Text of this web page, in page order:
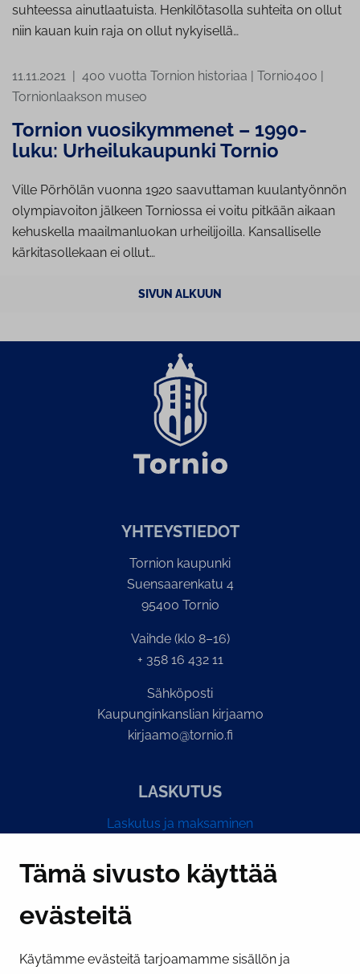
Tämä sivusto käyttää
evästeitä
Käytämme evästeitä tarjoamamme sisällön ja
suhteessa ainutlaatuista. Henkilötasolla suhteita on ollut
niin kauan kuin raja on ollut nykyisellä…
11.11.2021 | 400 vuotta Tornion historiaa | Tornio400 |
Tornionlaakson museo
Tornion vuosikymmenet – 1990-
luku: Urheilukaupunki Tornio
Ville Pörhölän vuonna 1920 saavuttaman kuulantyönnön
olympiavoiton jälkeen Torniossa ei voitu pitkään aikaan
kehuskella maailmanluokan urheilijoilla. Kansalliselle
kärkitasollekaan ei ollut…
SIVUN ALKUUN
YH­TEYS­TIE­DOT
Tornion kaupunki
Suensaarenkatu 4
95400 Tornio
Vaihde (klo 8–16)
+ 358 16 432 11
Sähköposti
Kaupunginkanslian kirjaamo
kirjaamo@tornio.fi
LASKUTUS
Laskutus ja maksaminen
PI­KA­LINK­KE­JÄ
Näytä evästeasetukseni